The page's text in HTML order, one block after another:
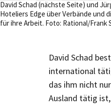
David Schad (nächste Seite) und
Hoteliers Edge über Verbände und
für ihre Arbeit. Foto: Rational/Frank
David Schad
international
das ihm nicht
Ausland tätig